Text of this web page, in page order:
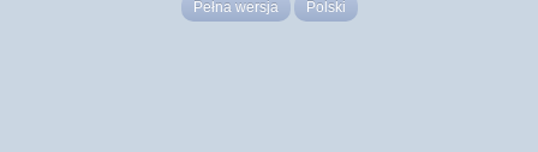
Pełna wersja Polski